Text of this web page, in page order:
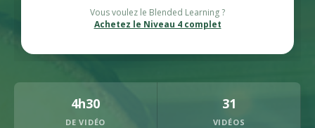
Vous voulez le Blended Learning ?
Achetez le Niveau 4 complet
4h30
DE VIDÉO
31
VIDÉOS